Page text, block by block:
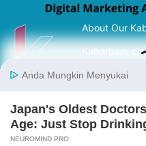
About Our
serta
Follow